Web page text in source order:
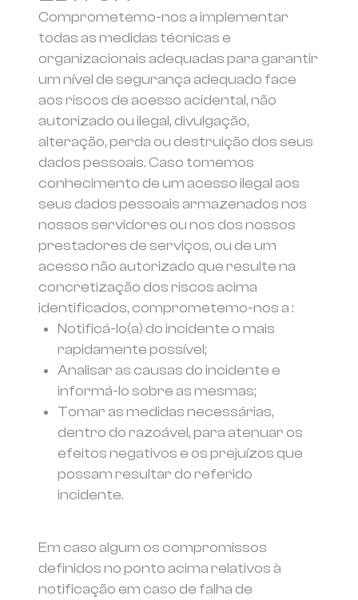
Comprometemo-nos a implementar
todas as medidas técnicas e
organizacionais adequadas para garantir
um nível de segurança adequado face
aos riscos de acesso acidental, não
autorizado ou ilegal, divulgação,
alteração, perda ou destruição dos seus
dados pessoais. Caso tomemos
conhecimento de um acesso ilegal aos
seus dados pessoais armazenados nos
nossos servidores ou nos dos nossos
prestadores de serviços, ou de um
acesso não autorizado que resulte na
concretização dos riscos acima
identificados, comprometemo-nos a :
Notificá-lo(a) do incidente o mais
rapidamente possível;
Analisar as causas do incidente e
informá-lo sobre as mesmas;
Tomar as medidas necessárias,
dentro do razoável, para atenuar os
efeitos negativos e os prejuízos que
possam resultar do referido
incidente.
Em caso algum os compromissos
definidos no ponto acima relativos à
notificação em caso de falha de